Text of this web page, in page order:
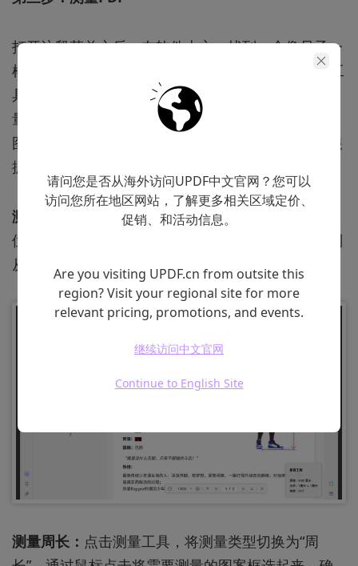
请问您是否从海外访问UPDF中文官网？您可以
访问您所在地区网站，了解更多相关区域定价、
促销、和活动信息。
Are you visiting UPDF.cn from outsite this
region? Visit your regional site for more
relevant pricing, promotions, and events.
继续访问中文官网
Continue to English Site
打开注释菜单之后，在软件上方，找到一个像尺子一
样的图标，这就是UPDF的测量工具。UPDF的测量工
具一共可以进行三种类型的测量，分别是PDF距离测
量、PDF周长测量和PDF面积测量。鼠标悬停在尺子
图标上，等待一小会就会显示三种测量类型，可以根
据需求点击切换不同的测量类型。
测量距离：
选中“距离”后，鼠标点击待测内容的起始
位置，然后再点击待测内容的终点位置，就可以得到
从起始位置到终点位置的距离。
测量周长： 点击测量工具，将测量类型切换为“周